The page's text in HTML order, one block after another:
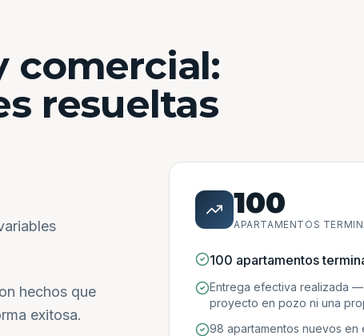
comercial:
resueltas
hechos que
exitosa.
100
APARTAMENTOS
100 apartamentos
Entrega efectiva realizada
proyecto en pozo ni una
98 apartamentos nuevos